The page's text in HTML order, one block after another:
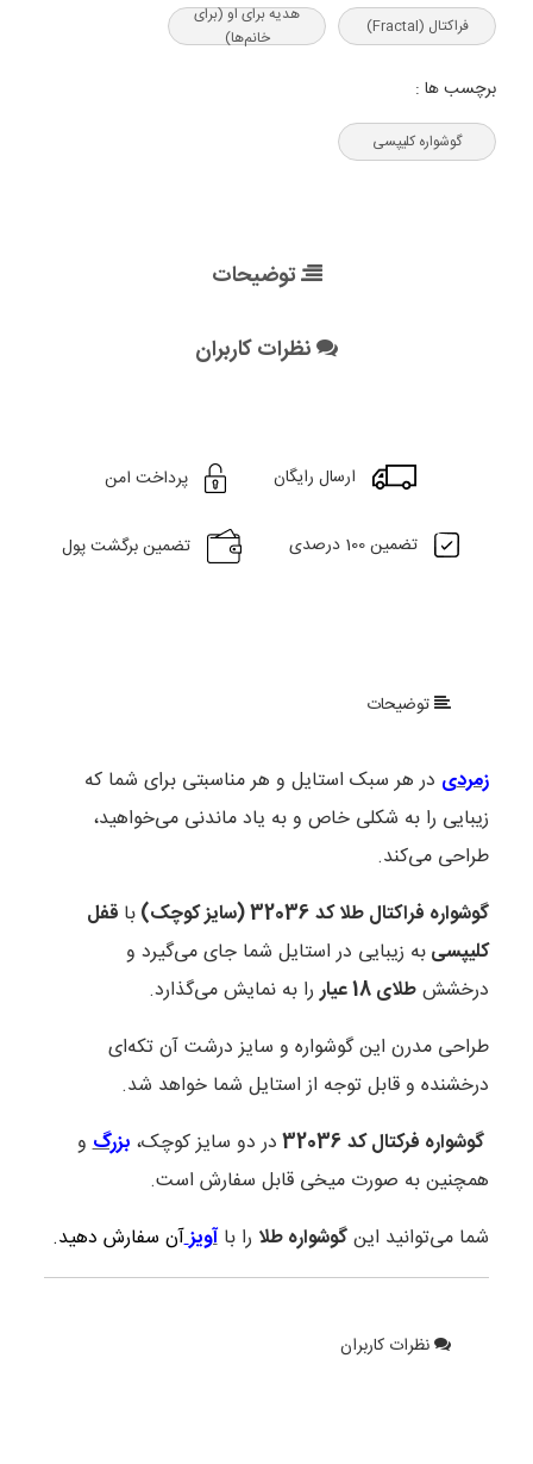
فراکتال (Fractal)
هدیه‌ برای او (برای
خانم‌ها)
برچسب ها :
گوشواره کلیپسی
توضیحات
نظرات کاربران
ارسال رایگان پرداخت امن
تضمین 100 درصدی تضمین برگشت پول
توضیحات
زمردی در هر سبک استایل و هر مناسبتی برای شما که
زیبایی را به شکلی خاص و به یاد ماندنی می‌خواهید،
طراحی می‌کند.
گوشواره فراکتال طلا کد 32036 (سایز کوچک)
با قفل
کلیپسیبه زیبایی در استایل شما جای می‌گیرد و
درخششطلای 18 عیار
را به نمایش می‌گذارد.
طراحی مدرن این گوشواره و سایز درشت آن تکه‌ای
درخشنده و قابل توجه از استایل شما خواهد شد.
گوشواره فرکتال کد 32036
در دو سایز کوچک،بزرگو
همچنین به صورت میخی قابل سفارش است.
شما می‌توانید اینگوشواره طلا را با آویزآن سفارش دهید.
نظرات کاربران